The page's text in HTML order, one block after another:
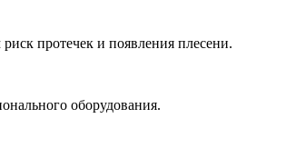
протечек и появления плесени.
оборудования.